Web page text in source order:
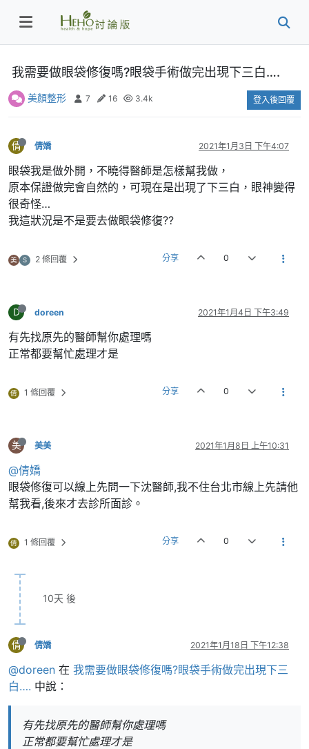
我需要做眼袋修復嗎?眼袋手術做完出現下三白….
美顏整形 7 16 3.4k 登入後回覆
倩 倩嬌 2021年1月3日 下午4:07
眼袋我是做外開，不曉得醫師是怎樣幫我做，
原本保證做完會自然的，可現在是出現了下三白，眼神變得
很奇怪…
我這狀況是不是要去做眼袋修復??
美 S 2 條回覆 分享 0
D doreen 2021年1月4日 下午3:49
有先找原先的醫師幫你處理嗎
正常都要幫忙處理才是
倩 1 條回覆 分享 0
美 美美 2021年1月8日 上午10:31
@倩嬌
眼袋修復可以線上先問一下沈醫師,我不住台北市線上先請他
幫我看,後來才去診所面診。
倩 1 條回覆 分享 0
10天 後
倩 倩嬌 2021年1月18日 下午12:38
@doreen 在 我需要做眼袋修復嗎?眼袋手術做完出現下三
白…. 中說：
有先找原先的醫師幫你處理嗎
正常都要幫忙處理才是